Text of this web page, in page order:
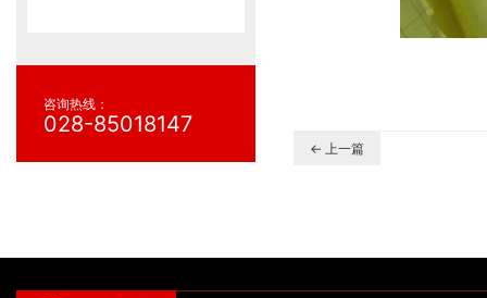
咨询热线：
028-85018147
← 上一篇